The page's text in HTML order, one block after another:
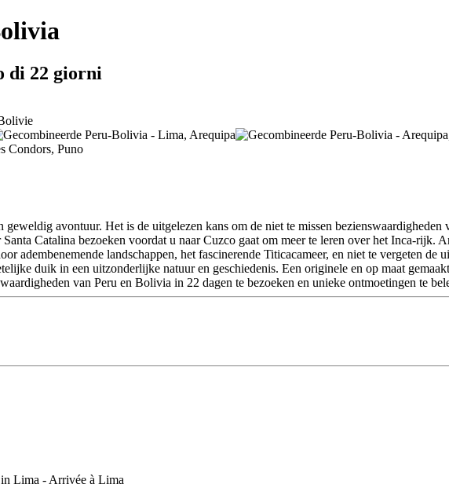
di 22 giorni
avontuur. Het is de uitgelezen kans om de niet te missen
Catalina bezoeken voordat u naar Cuzco gaat om meer te leren over het Inca-rijk.
adembenemende landschappen, het fascinerende Titicacameer, en niet te vergeten
duik in een uitzonderlijke natuur en geschiedenis. Een originele en op maat
van Peru en Bolivia in 22 dagen te bezoeken en unieke ontmoetingen te